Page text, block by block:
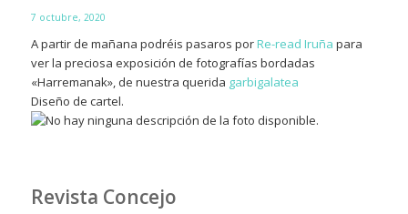
7 octubre, 2020
A partir de mañana podréis pasaros porRe-read Iruña para
ver la preciosa exposición de fotografías bordadas
«Harremanak», de nuestra querida garbigalatea
Diseño de cartel.
Revista Concejo